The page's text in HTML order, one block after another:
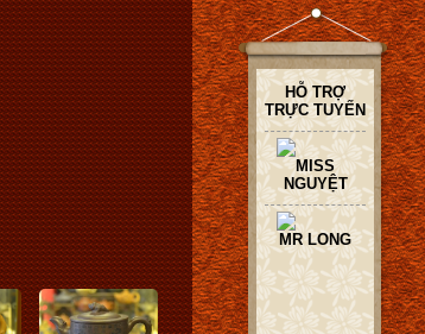
HỖ TRỢ
TRỰC TUYẾN
MISS
NGUYỆT
MR LONG